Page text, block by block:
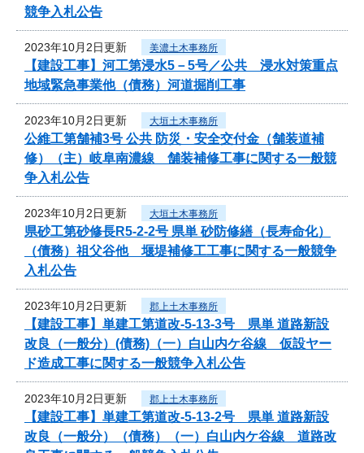
競争入札公告
2023年10月2日更新 美濃土木事務所
【建設工事】河工第浸水5－5号／公共 浸水対策重点
地域緊急事業他（債務）河道掘削工事
2023年10月2日更新 大垣土木事務所
公維工第舗補3号 公共 防災・安全交付金（舗装道補
修）（主）岐阜南濃線 舗装補修工事に関する一般競
争入札公告
2023年10月2日更新 大垣土木事務所
県砂工第砂修長R5-2-2号 県単 砂防修繕（長寿命化）
（債務）祖父谷他 堰堤補修工工事に関する一般競争
入札公告
2023年10月2日更新 郡上土木事務所
【建設工事】単建工第道改-5-13-3号 県単 道路新設
改良（一般分）(債務)（一）白山内ケ谷線 仮設ヤー
ド造成工事に関する一般競争入札公告
2023年10月2日更新 郡上土木事務所
【建設工事】単建工第道改-5-13-2号 県単 道路新設
改良（一般分）（債務）（一）白山内ケ谷線 道路改